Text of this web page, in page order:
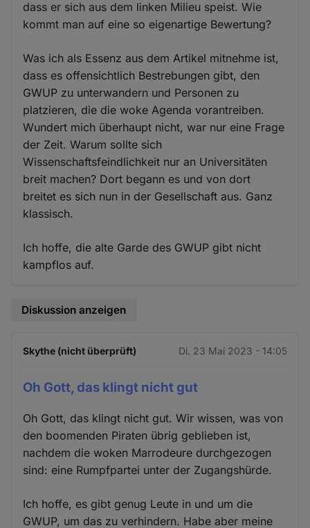
dass er sich aus dem linken Milieu speist. Wie
kommt man auf eine so eigenartige Bewertung?
Was ich als Essenz aus dem Artikel mitnehme ist,
dass es offensichtlich Bestrebungen gibt, den
GWUP zu unterwandern und Personen zu
platzieren, die die woke Agenda vorantreiben.
Wundert mich überhaupt nicht, war nur eine Frage
der Zeit. Warum sollte sich
Wissenschaftsfeindlichkeit nur an Universitäten
breit machen? Dort begann es und von dort
breitet es sich nun in der Gesellschaft aus. Ganz
klassisch.
Ich hoffe, die alte Garde des GWUP gibt nicht
kampflos auf.
Diskussion anzeigen
Skythe (nicht überprüft) Di. 23 Mai 2023 - 14:05
Oh Gott, das klingt nicht gut
Oh Gott, das klingt nicht gut. Wir wissen, was von
den boomenden Piraten übrig geblieben ist,
nachdem die woken Marrodeure durchgezogen
sind: eine Rumpfpartei unter der Zugangshürde.
Ich hoffe, es gibt genug Leute in und um die
GWUP, um das zu verhindern. Habe aber meine